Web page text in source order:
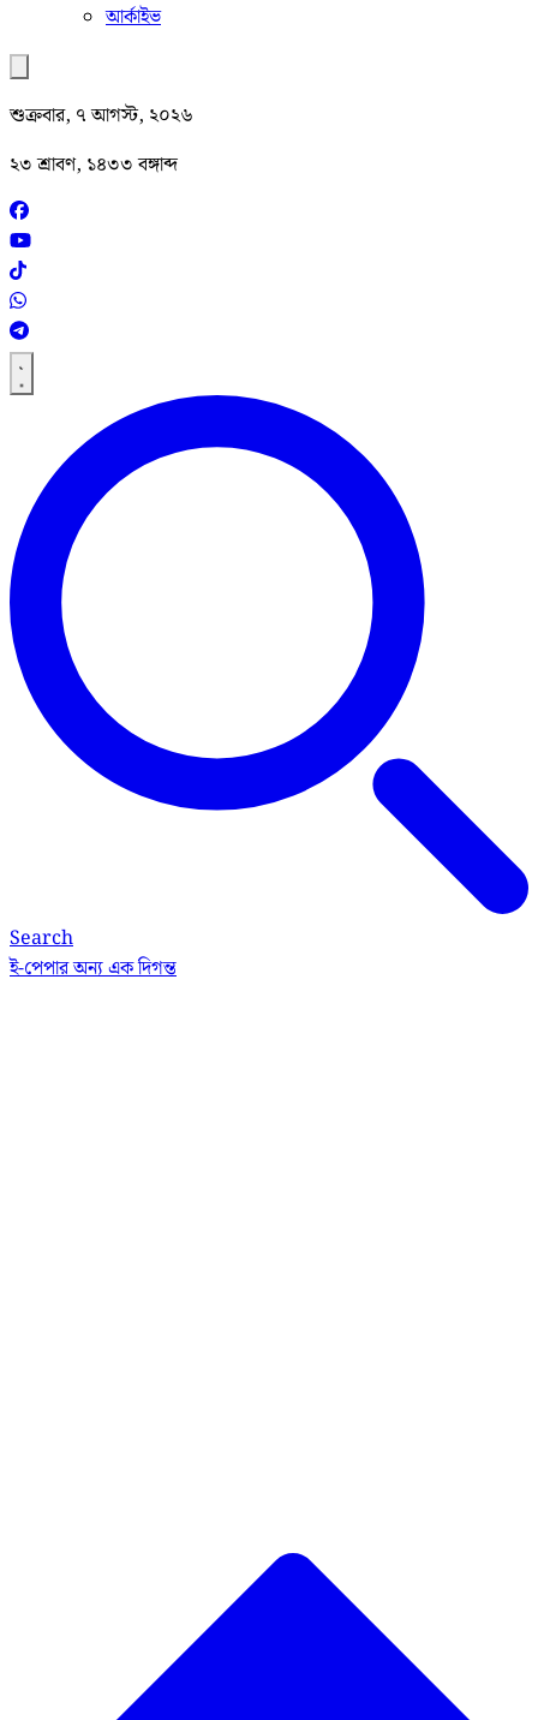
আর্কাইভ
শুক্রবার, ৭ আগস্ট, ২০২৬
২৩ শ্রাবণ, ১৪৩৩ বঙ্গাব্দ
Search
ই-পেপারঅন্য এক দিগন্ত